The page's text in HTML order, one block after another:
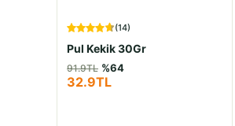
(14)
Pul Kekik 30Gr
91.9TL %64
32.9TL